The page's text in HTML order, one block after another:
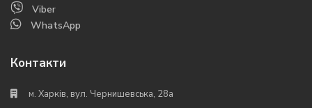
Viber
WhatsApp
Контакти
м. Харків, вул. Чернишевська, 28а